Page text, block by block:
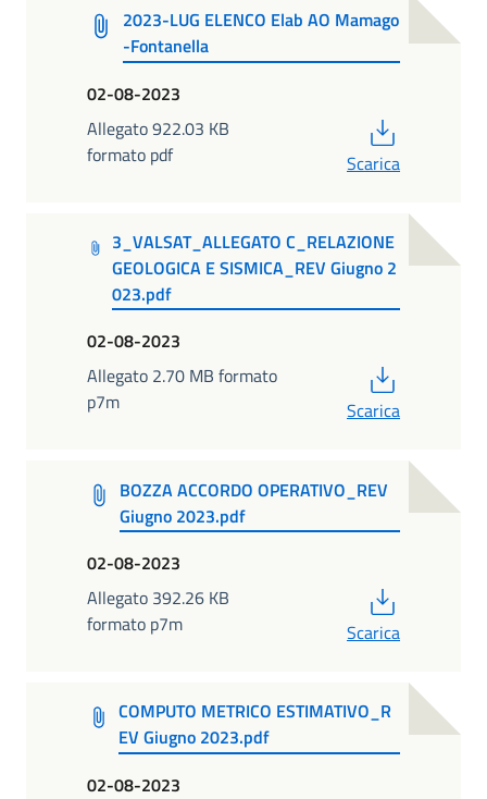
2023-LUG ELENCO Elab AO Mamago
-Fontanella
02-08-2023
Allegato 922.03 KB
formato pdf
Scarica
3_VALSAT_ALLEGATO C_RELAZIONE
GEOLOGICA E SISMICA_REV Giugno 2
023.pdf
02-08-2023
Allegato 2.70 MB formato
p7m
Scarica
BOZZA ACCORDO OPERATIVO_REV
Giugno 2023.pdf
02-08-2023
Allegato 392.26 KB
formato p7m
Scarica
COMPUTO METRICO ESTIMATIVO_R
EV Giugno 2023.pdf
02-08-2023